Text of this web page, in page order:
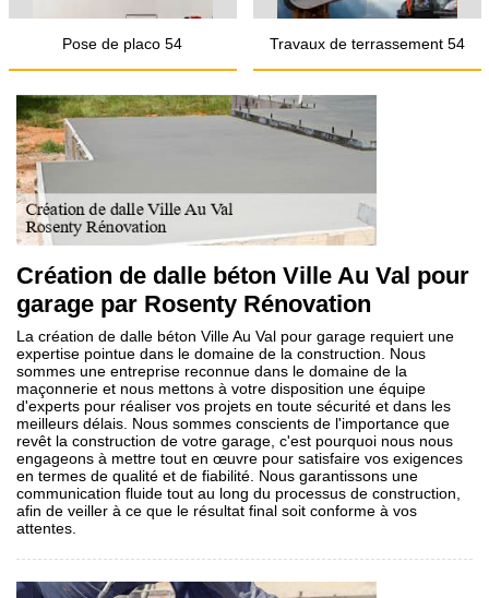
Pose de placo 54 Travaux de terrassement 54
Création de dalle béton Ville Au Val pour
garage par Rosenty Rénovation
La création de dalle béton Ville Au Val pour garage requiert une
expertise pointue dans le domaine de la construction. Nous
sommes une entreprise reconnue dans le domaine de la
maçonnerie et nous mettons à votre disposition une équipe
d'experts pour réaliser vos projets en toute sécurité et dans les
meilleurs délais. Nous sommes conscients de l'importance que
revêt la construction de votre garage, c'est pourquoi nous nous
engageons à mettre tout en œuvre pour satisfaire vos exigences
en termes de qualité et de fiabilité. Nous garantissons une
communication fluide tout au long du processus de construction,
afin de veiller à ce que le résultat final soit conforme à vos
attentes.